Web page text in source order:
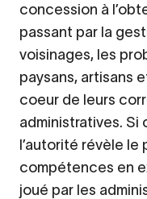
concession à
passant par la
voisinages, les
paysans, artisans
coeur de leurs
administratives. Si
l’autorité révèle le
compétences en
joué par les